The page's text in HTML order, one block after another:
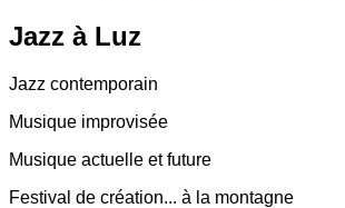
Jazz à Luz
Jazz contemporain
Musique improvisée
Musique actuelle et future
Festival de création... à la montagne